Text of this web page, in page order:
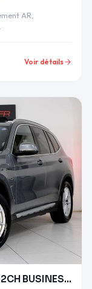
AR,
Voir détails
BMW X3 (G01) (2) XDRIVE30EA 292CH BUSINESS DESIGN